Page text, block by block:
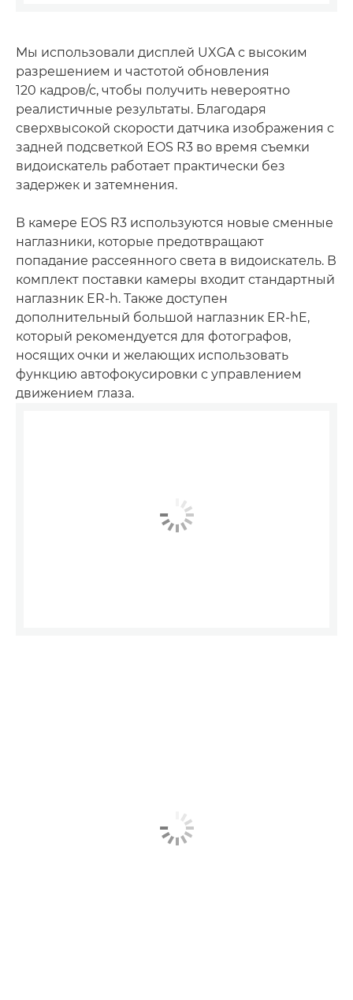
Мы использовали дисплей UXGA с высоким
разрешением и частотой обновления
120 кадров/с, чтобы получить невероятно
реалистичные результаты. Благодаря
сверхвысокой скорости датчика изображения с
задней подсветкой EOS R3 во время съемки
видоискатель работает практически без
задержек и затемнения.
В камере EOS R3 используются новые сменные
наглазники, которые предотвращают
попадание рассеянного света в видоискатель. В
комплект поставки камеры входит стандартный
наглазник ER-h. Также доступен
дополнительный большой наглазник ER-hE,
который рекомендуется для фотографов,
носящих очки и желающих использовать
функцию автофокусировки с управлением
движением глаза.